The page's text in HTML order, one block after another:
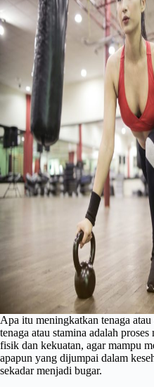
Apa itu meningkatkan tenaga
tenaga atau stamina adalah
fisik dan kekuatan, agar mampu
apapun yang dijumpai dalam
sekadar menjadi bugar.